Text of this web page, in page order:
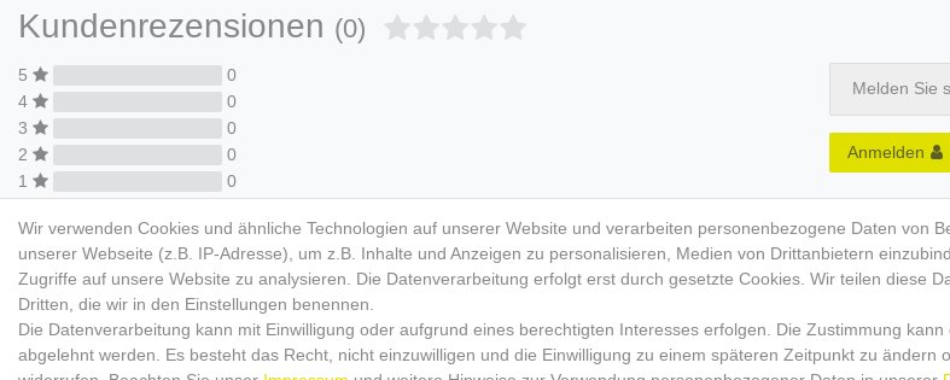
Kundenrezensionen (0)
5
0
4
0
3
0
2
0
1
0
Melden Sie
Anmelden
TESTER/INFLUENCER MARKEN-PHILOSOPHIE
Wir verwenden Cookies und ähnliche Technologien auf unserer Website und verarbeiten personenbezogene Daten von
unserer Webseite (z.B. IP-Adresse), um z.B. Inhalte und Anzeigen zu personalisieren, Medien von Drittanbietern
Zugriffe auf unsere Website zu analysieren. Die Datenverarbeitung erfolgt erst durch gesetzte Cookies. Wir teilen diese
Dritten, die wir in den Einstellungen benennen.
Die Datenverarbeitung kann mit Einwilligung oder aufgrund eines berechtigten Interesses erfolgen. Die Zustimmung kann
abgelehnt werden. Es besteht das Recht, nicht einzuwilligen und die Einwilligung zu einem späteren Zeitpunkt zu ändern